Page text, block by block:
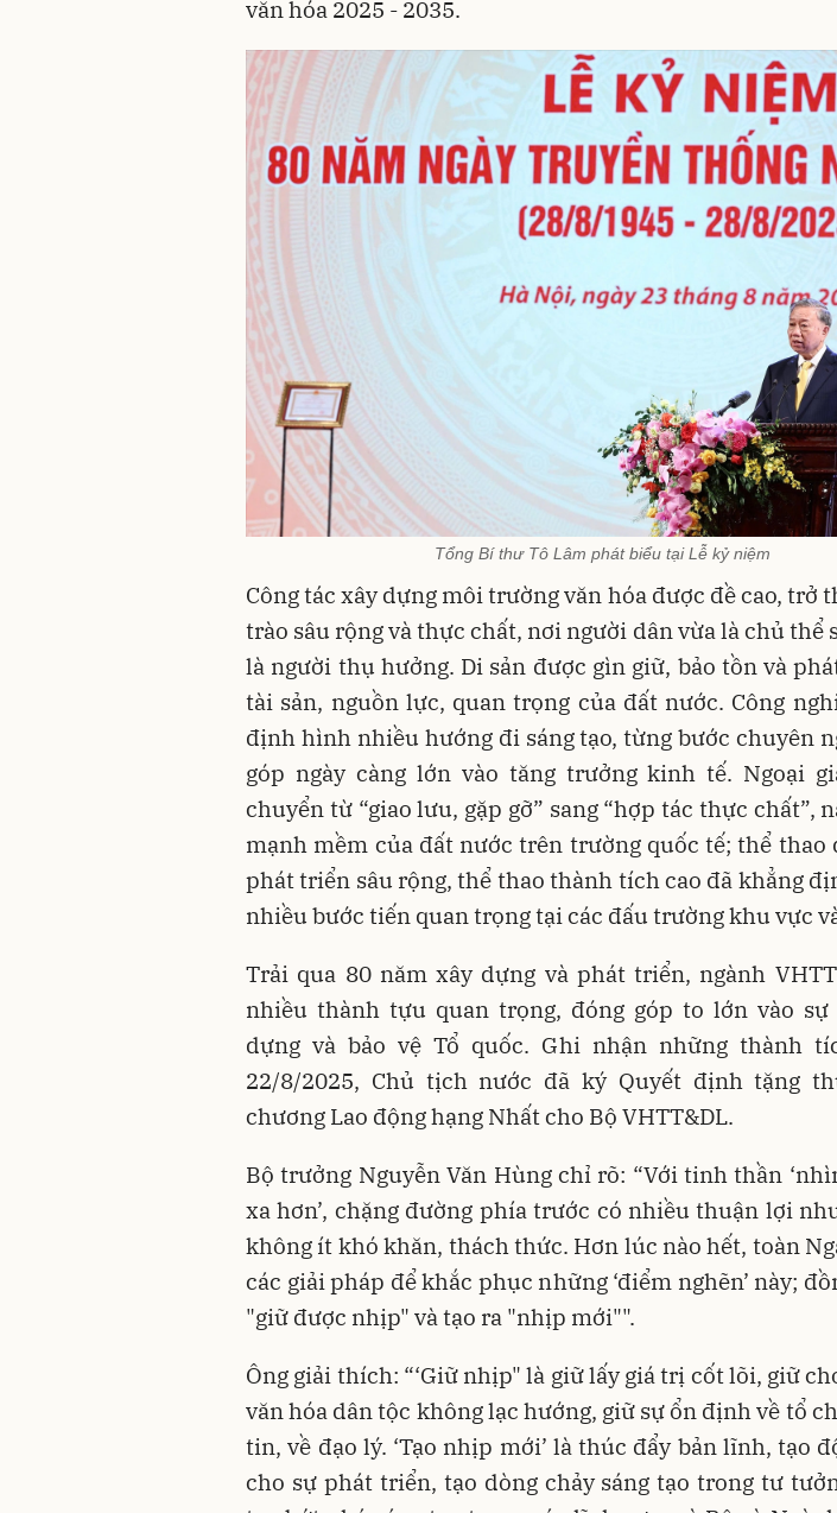
văn hóa 2025 - 2035.
Tổng Bí thư Tô Lâm phát biểu tại Lễ kỷ niệm
Công tác xây dựng môi trường văn hóa được đề cao, trở
trào sâu rộng và thực chất, nơi người dân vừa là chủ thể
là người thụ hưởng. Di sản được gìn giữ, bảo tồn và
tài sản, nguồn lực, quan trọng của đất nước. Công
định hình nhiều hướng đi sáng tạo, từng bước chuyên
góp ngày càng lớn vào tăng trưởng kinh tế. Ngoại
chuyển từ “giao lưu, gặp gỡ” sang “hợp tác thực chất”,
mạnh mềm của đất nước trên trường quốc tế; thể thao
phát triển sâu rộng, thể thao thành tích cao đã khẳng
nhiều bước tiến quan trọng tại các đấu trường khu vực
Trải qua 80 năm xây dựng và phát triển, ngành
nhiều thành tựu quan trọng, đóng góp to lớn vào sự
dựng và bảo vệ Tổ quốc. Ghi nhận những thành
22/8/2025, Chủ tịch nước đã ký Quyết định tặng
chương Lao động hạng Nhất cho Bộ VHTT&DL.
Bộ trưởng Nguyễn Văn Hùng chỉ rõ: “Với tinh thần
xa hơn’, chặng đường phía trước có nhiều thuận lợi
không ít khó khăn, thách thức. Hơn lúc nào hết, toàn
các giải pháp để khắc phục những ‘điểm nghẽn’ này;
"giữ được nhịp" và tạo ra "nhịp mới"".
Ông giải thích: “‘Giữ nhịp" là giữ lấy giá trị cốt lõi, giữ
văn hóa dân tộc không lạc hướng, giữ sự ổn định về tổ
tin, về đạo lý. ‘Tạo nhịp mới’ là thúc đẩy bản lĩnh, tạo
cho sự phát triển, tạo dòng chảy sáng tạo trong tư